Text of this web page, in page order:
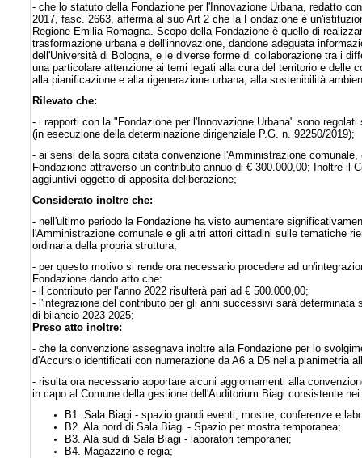
- che lo statuto della Fondazione per l'Innovazione Urbana, redatto
2017, fasc. 2663, afferma al suo Art 2 che la Fondazione è
Regione Emilia Romagna. Scopo della Fondazione è quello di
trasformazione urbana e dell'innovazione, dandone adeguata
dell'Università di Bologna, e le diverse forme di collaborazione tra i
una particolare attenzione ai temi legati alla cura del territorio e delle
alla pianificazione e alla rigenerazione urbana, alla sostenibilità
Rilevato che:
- i rapporti con la "Fondazione per l'Innovazione Urbana" sono
(in esecuzione della determinazione dirigenziale P.G. n. 92250/2019);
- ai sensi della sopra citata convenzione l'Amministrazione
Fondazione attraverso un contributo annuo di € 300.000,00; Inoltre il
aggiuntivi oggetto di apposita deliberazione;
Considerato inoltre che:
- nell'ultimo periodo la Fondazione ha visto aumentare
l'Amministrazione comunale e gli altri attori cittadini sulle tematiche
ordinaria della propria struttura;
- per questo motivo si rende ora necessario procedere ad
Fondazione dando atto che:
- il contributo per l'anno 2022 risulterà pari ad € 500.000,00;
- l'integrazione del contributo per gli anni successivi sarà
di bilancio 2023-2025;
Preso atto inoltre:
- che la convenzione assegnava inoltre alla Fondazione per lo
d'Accursio identificati con numerazione da A6 a D5 nella planimetria
- risulta ora necessario apportare alcuni aggiornamenti alla
in capo al Comune della gestione dell'Auditorium Biagi consistente
B1. Sala Biagi - spazio grandi eventi, mostre, conferenze e
B2. Ala nord di Sala Biagi - Spazio per mostra temporanea;
B3. Ala sud di Sala Biagi - laboratori temporanei;
B4. Magazzino e regia;